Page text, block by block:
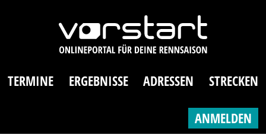
TERMINE ERGEBNISSE ADRESSEN STRECKEN
ANMELDEN